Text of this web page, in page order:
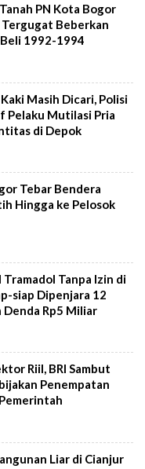
PN Kota Bogor
Tergugat Beberkan
1992-1994
Masih Dicari, Polisi
Pelaku Mutilasi Pria
di Depok
Tebar Bendera
Hingga ke Pelosok
Tramadol Tanpa Izin di
siap Dipenjara 12
Denda Rp5 Miliar
Riil, BRI Sambut
Penempatan
Liar di Cianjur